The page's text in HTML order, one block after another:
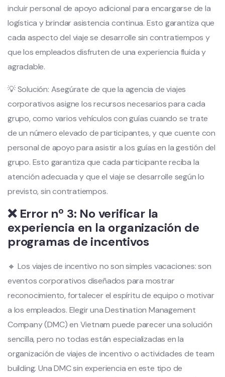
incluir personal de apoyo adicional para encargarse de la
logística y brindar asistencia continua. Esto garantiza que
cada aspecto del viaje se desarrolle sin contratiempos y
que los empleados disfruten de una experiencia fluida y
agradable.
💡 Solución: Asegúrate de que la agencia de viajes
corporativos asigne los recursos necesarios para cada
grupo, como varios vehículos con guías cuando se trate
de un número elevado de participantes, y que cuente con
personal de apoyo para asistir a los guías en la gestión del
grupo. Esto garantiza que cada participante reciba la
atención adecuada y que el viaje se desarrolle según lo
previsto, sin contratiempos.
❌ Error nº 3: No verificar la
experiencia en la organización de
programas de incentivos
🔸 Los viajes de incentivo no son simples vacaciones: son
eventos corporativos diseñados para mostrar
reconocimiento, fortalecer el espíritu de equipo o motivar
a los empleados. Elegir una Destination Management
Company (DMC) en Vietnam puede parecer una solución
sencilla, pero no todas están especializadas en la
organización de viajes de incentivo o actividades de team
building. Una DMC sin experiencia en este tipo de